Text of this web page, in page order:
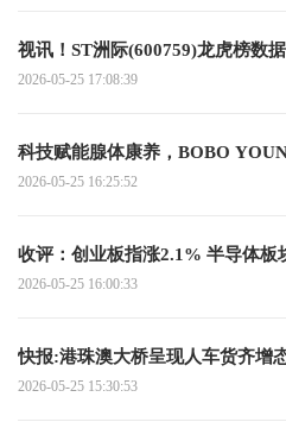
视讯！ST洲际(600759)龙虎榜数
2026-05-25 17:08:39
科技赋能腺体康养，BOBO
2026-05-25 16:25:52
收评：创业板指涨2.1% 半导体板
2026-05-25 16:00:33
快报:港珠澳大桥呈现人车货齐增
2026-05-25 15:30:53